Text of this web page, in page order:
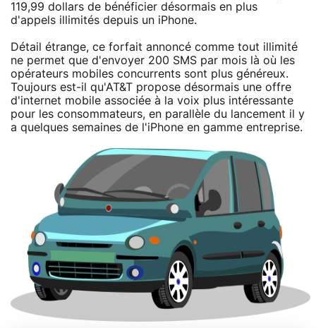
119,99 dollars de bénéficier désormais en plus
d'appels illimités depuis un iPhone.
Détail étrange, ce forfait annoncé comme tout illimité
ne permet que d'envoyer 200 SMS par mois là où les
opérateurs mobiles concurrents sont plus généreux.
Toujours est-il qu'AT&T propose désormais une offre
d'internet mobile associée à la voix plus intéressante
pour les consommateurs, en parallèle du lancement il y
a quelques semaines de l'iPhone en gamme entreprise.